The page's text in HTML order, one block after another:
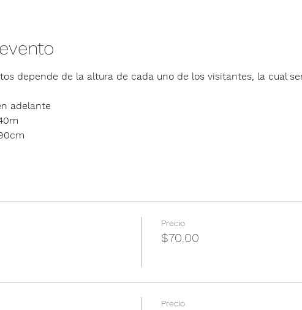
depende de la altura de cada uno de los visitantes, la cual
adelante
Precio
$70.00
Precio